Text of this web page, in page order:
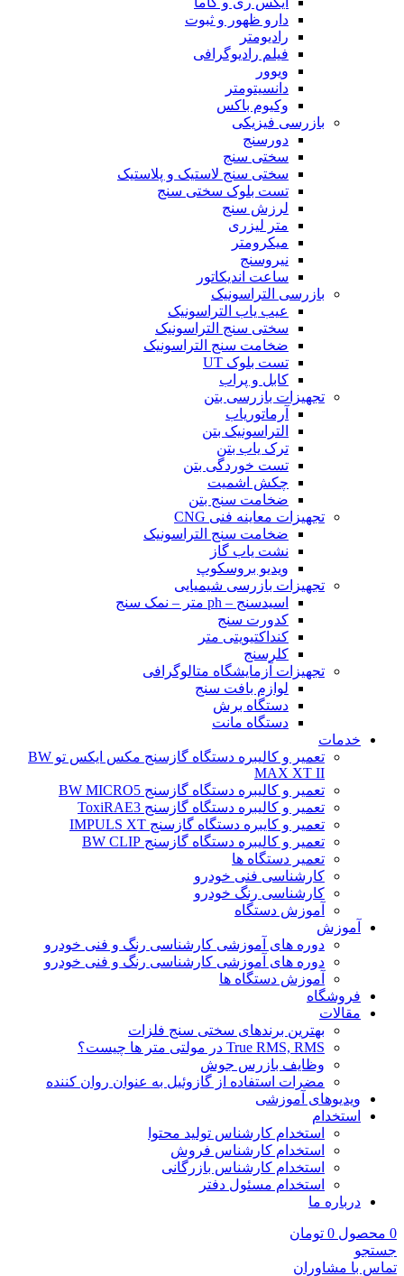
دارو ظهور و ثبوت
رادیومتر
فیلم رادیوگرافی
ویوور
دانسیتومتر
وکیوم باکس
بازرسی فیزیکی
دورسنج
سختی سنج
سختی سنج لاستیک و پلاستیک
تست بلوک سختی سنج
لرزش سنج
متر لیزری
میکرومتر
نیروسنج
ساعت اندیکاتور
بازرسی التراسونیک
عیب یاب التراسونیک
سختی سنج التراسونیک
ضخامت سنج التراسونیک
تست بلوک UT
کابل و پراب
تجهیزات بازرسی بتن
آرماتوریاب
التراسونیک بتن
ترک یاب بتن
تست خوردگی بتن
چکش اشمیت
ضخامت سنج بتن
تجهیزات معاینه فنی CNG
ضخامت سنج التراسونیک
نشت یاب گاز
ویدیو بروسکوپ
تجهیزات بازرسی شیمیایی
اسیدسنج – ph متر – نمک سنج
کدورت سنج
کنداکتیویتی متر
کلرسنج
تجهیزات آزمایشگاه متالوگرافی
لوازم بافت سنج
دستگاه برش
دستگاه مانت
خدمات
تعمیر و کالیبره دستگاه گازسنج مکس ایکس تو BW
MAX XT II
تعمیر و کالیبره دستگاه گازسنج BW MICRO5
تعمیر و کالیبره دستگاه گازسنج ToxiRAE3
تعمیر و کایبره دستگاه گازسنج IMPULS XT
تعمیر و کالیبره دستگاه گازسنج BW CLIP
تعمیر دستگاه ها
کارشناسی فنی خودرو
کارشناسی رنگ خودرو
آموزش دستگاه
آموزش
دوره های آموزشی کارشناسی رنگ و فنی خودرو
دوره های آموزشی کارشناسی رنگ و فنی خودرو
آموزش دستگاه ها
فروشگاه
مقالات
بهترین برندهای سختی سنج فلزات
True RMS, RMS در مولتی متر ها چیست؟
وظایف بازرس جوش
مضرات استفاده از گازوئیل به عنوان روان کننده
ویدیوهای آموزشی
استخدام
استخدام کارشناس تولید محتوا
استخدام کارشناس فروش
استخدام کارشناس بازرگانی
استخدام مسئول دفتر
درباره ما
0 محصول 0 تومان
جستجو
تماس با مشاوران